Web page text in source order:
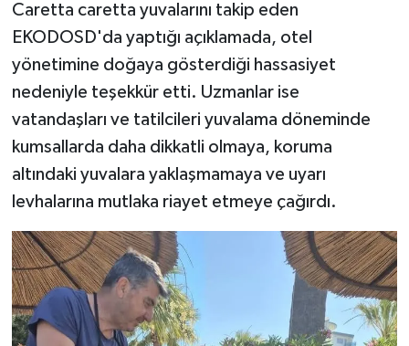
Caretta caretta yuvalarını takip eden
EKODOSD'da yaptığı açıklamada, otel
yönetimine doğaya gösterdiği hassasiyet
nedeniyle teşekkür etti. Uzmanlar ise
vatandaşları ve tatilcileri yuvalama döneminde
kumsallarda daha dikkatli olmaya, koruma
altındaki yuvalara yaklaşmamaya ve uyarı
levhalarına mutlaka riayet etmeye çağırdı.